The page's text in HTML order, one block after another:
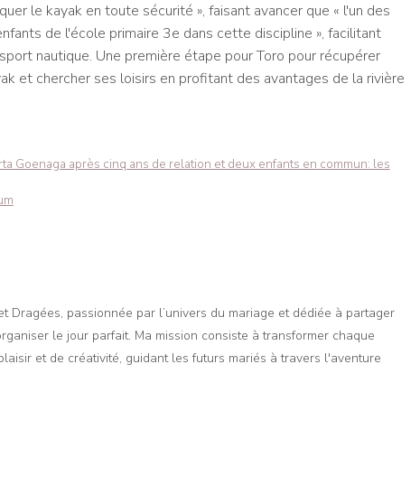
le kayak en toute sécurité », faisant avancer que « l'un des
de l'école primaire 3e dans cette discipline », facilitant
nautique. Une première étape pour Toro pour récupérer
et chercher ses loisirs en profitant des avantages de la rivière
Goenaga après cinq ans de relation et deux enfants en commun: les
Dragées, passionnée par l’univers du mariage et dédiée à partager
le jour parfait. Ma mission consiste à transformer chaque
et de créativité, guidant les futurs mariés à travers l'aventure